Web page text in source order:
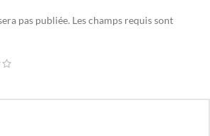
pas publiée. Les champs requis sont